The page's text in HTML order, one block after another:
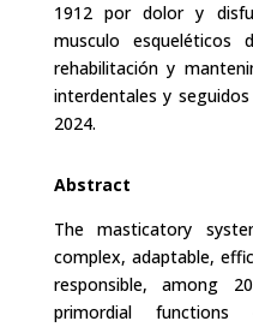
1912 por dolor y
musculo esqueléticos
rehabilitación y
interdentales y
2024.
Abstract
The masticatory
complex, adaptable,
responsible, among
primordial functions